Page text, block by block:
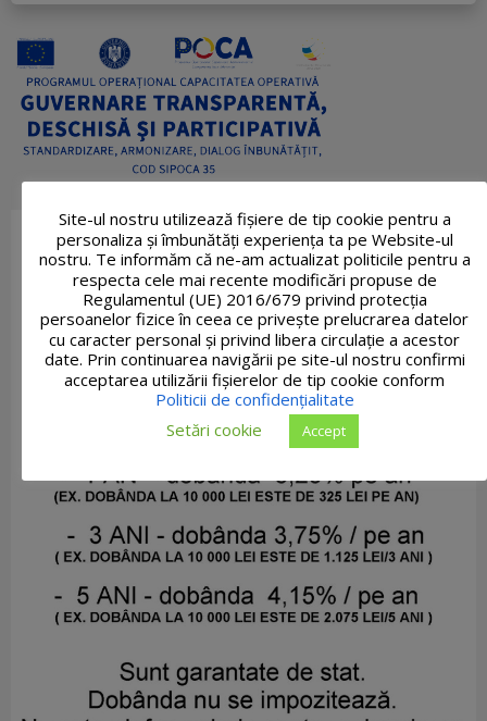
Site-ul nostru utilizează fişiere de tip cookie pentru a
personaliza și îmbunătăți experiența ta pe Website-ul
nostru. Te informăm că ne-am actualizat politicile pentru a
respecta cele mai recente modificări propuse de
Regulamentul (UE) 2016/679 privind protecția
persoanelor fizice în ceea ce privește prelucrarea datelor
cu caracter personal și privind libera circulație a acestor
date. Prin continuarea navigării pe site-ul nostru confirmi
acceptarea utilizării fişierelor de tip cookie conform
Politicii de confidențialitate
Setări cookie
Accept